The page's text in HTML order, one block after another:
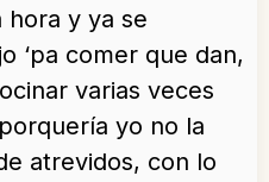
hora y ya se
‘pa comer que dan,
varias veces
yo no la
atrevidos, con lo